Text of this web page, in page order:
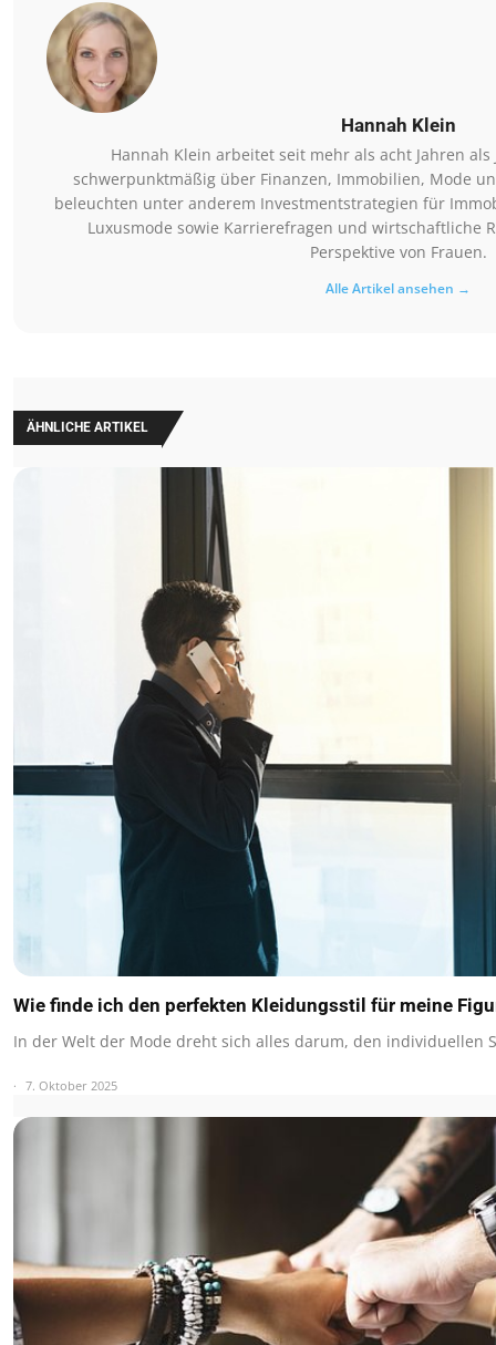
Hannah Klein
Hannah Klein arbeitet seit mehr als acht Jahren
schwerpunktmäßig über Finanzen, Immobilien, Mode
beleuchten unter anderem Investmentstrategien für
Luxusmode sowie Karrierefragen und wirtschaftliche
Perspektive von Frauen.
Alle Artikel ansehen →
ÄHNLICHE ARTIKEL
Wie finde ich den perfekten Kleidungsstil für meine
In der Welt der Mode dreht sich alles darum, den individuellen
7. Oktober 2025